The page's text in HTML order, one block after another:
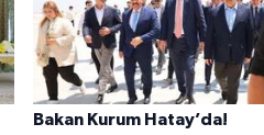
Bakan Kurum Hatay’da!